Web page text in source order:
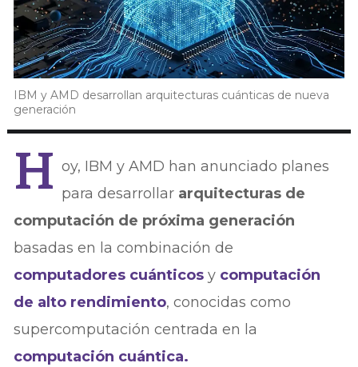
IBM y AMD desarrollan arquitecturas cuánticas de nueva
generación
H oy, IBM y AMD han anunciado planes
para desarrollar arquitecturas de
computación de próxima generación
basadas en la combinación de
computadores cuánticos y computación
de alto rendimiento, conocidas como
supercomputación centrada en la
computación cuántica.